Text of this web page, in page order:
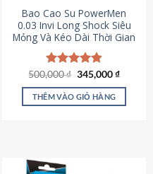
Bao Cao Su PowerMen
0.03 Invi Long Shock Siêu
Mỏng Và Kéo Dài Thời Gian
Được xếp
hạng4.85
5 sao
500,000₫ Giá
là:
500,000 ₫.
345,000₫Giá
tại
THÊM VÀO GIỎ HÀNG